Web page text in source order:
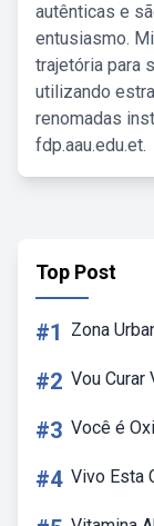
autênticas e
entusiasmo.
trajetória para
utilizando
renomadas
fdp.aau.edu.et.
Top Post
#1 Zona
#2 Vou Curar
#3 Você é
#4 Vivo Esta